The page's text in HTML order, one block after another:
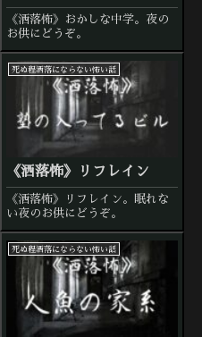
《洒落怖》おかしな中学。夜の
お供にどうぞ。
死ぬ程洒落にならない怖い話
《洒落怖》リフレイン
《洒落怖》リフレイン。眠れな
い夜のお供にどうぞ。
死ぬ程洒落にならない怖い話